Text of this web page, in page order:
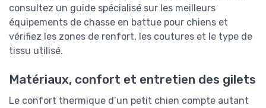
consultez un guide spécialisé sur les meilleurs
équipements de chasse en battue pour chiens et
vérifiez les zones de renfort, les coutures et le type de
tissu utilisé.
Matériaux, confort et entretien des gilets
Le confort thermique d’un petit chien compte autant